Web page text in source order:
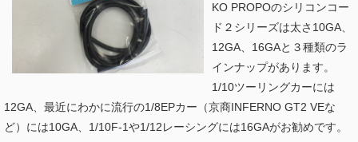
KO PROPOのシリコンコー
ド２シリーズは太さ10GA、
12GA、16GAと３種類のラ
インナップがあります。
1/10ツーリングカーには
12GA、最近にわかに流行の1/8EPカー（京商INFERNO GT2 VEな
ど）には10GA、1/10F-1や1/12レーシングには16GAがお勧めです。